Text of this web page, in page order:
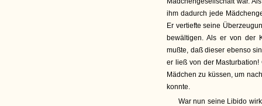
ihm dadurch jede
Er vertiefte seine
bewältigen. Als er von der
mußte, daß dieser ebenso
er ließ von der
Mädchen zu küssen, um
konnte.
War nun seine Libido